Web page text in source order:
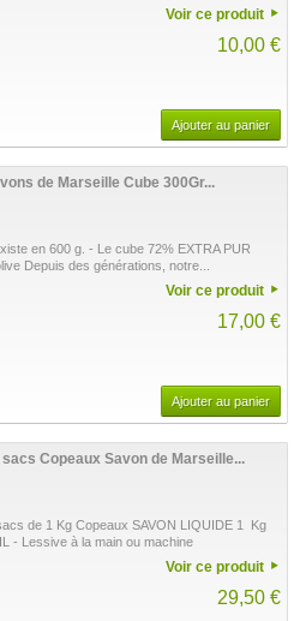
Voir ce produit
10,00 €
Ajouter au panier
de Marseille Cube 300Gr...
en 600 g. - Le cube 72% EXTRA PUR
Depuis des générations, notre...
Voir ce produit
17,00 €
Ajouter au panier
sacs Copeaux Savon de Marseille...
de 1 Kg Copeaux SAVON LIQUIDE 1 Kg
- Lessive à la main ou machine
Voir ce produit
29,50 €